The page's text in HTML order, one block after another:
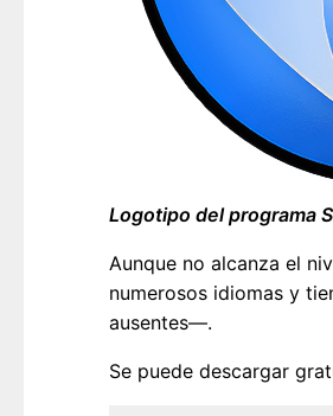
Logotipo del programa
Aunque no alcanza el
numerosos idiomas y
ausentes—.
Se puede descargar